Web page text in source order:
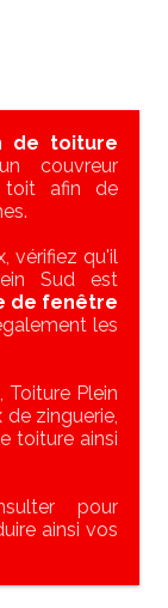
de toiture
couvreur
toit afin de
vérifiez qu'il
Sud est
de fenêtre
les
Plein
zinguerie,
toiture ainsi
pour
ainsi vos